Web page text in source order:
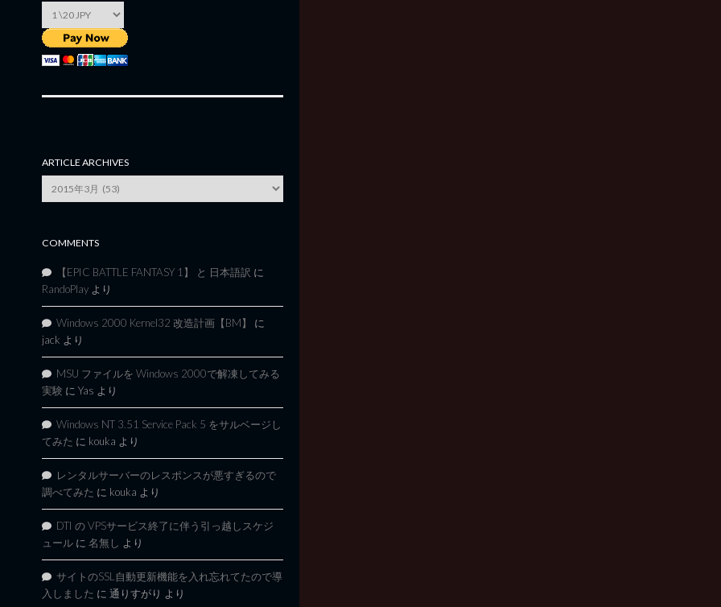
ARTICLE ARCHIVES
Archives
COMMENTS
【EPIC BATTLE FANTASY 1】 と 日本語訳 に
RandoPlay より
Windows 2000 Kernel32 改造計画【BM】
に
jack より
MSU ファイルを Windows 2000で解凍してみる
実験 に Yas より
Windows NT 3.51 Service Pack 5 をサルベージし
てみた に kouka より
レンタルサーバーのレスポンスが悪すぎるので
調べてみた に kouka より
DTI の VPSサービス終了に伴う引っ越しスケジ
ュール に 名無し より
サイトのSSL自動更新機能を入れ忘れてたので導
入しました に 通りすがり より